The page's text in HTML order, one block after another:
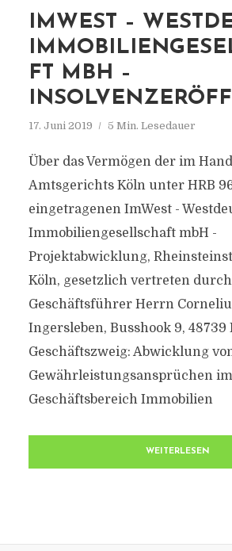
IMWEST –
FT MBH –
17. Juni 2019 5 Min. Lesedauer
Über das Vermögen der im
Amtsgerichts Köln unter HRB
eingetragenen ImWest -
Immobiliengesellschaft mbH -
Projektabwicklung,
Köln, gesetzlich vertreten
Geschäftsführer Herrn
Ingersleben, Busshook 9, 48739
Geschäftszweig: Abwicklung
Gewährleistungsansprüchen im
Geschäftsbereich Immobilien
WEITERLESEN